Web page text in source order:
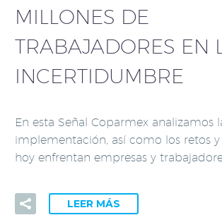
MILLONES DE
TRABAJADORES EN
INCERTIDUMBRE
En esta Señal Coparmex analizamos
implementación, así como los retos y
hoy enfrentan empresas y
LEER MÁS